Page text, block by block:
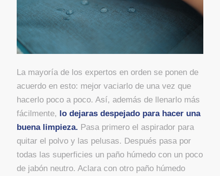
La mayoría de los expertos en orden se ponen de
acuerdo en esto: mejor vaciarlo de una vez que
hacerlo poco a poco. Así, además de llenarlo más
fácilmente,
lo dejaras despejado para hacer una
buena limpieza. Pasa primero el aspirador para
quitar el polvo y las pelusas. Después pasa por
todas las superficies un paño húmedo con un poco
de jabón neutro. Aclara con otro paño húmedo